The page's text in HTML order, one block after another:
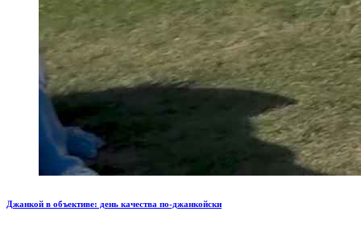
Джанкой в объективе: день качества по-джанкойски